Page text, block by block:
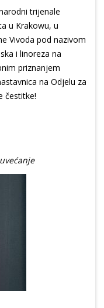
trijenale
u Krakowu, u
Vivoda pod nazivom
i linoreza na
priznanjem
na Odjelu za
čestitke!